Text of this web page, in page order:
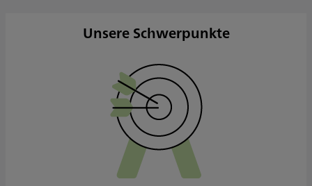
Unsere Schwerpunkte